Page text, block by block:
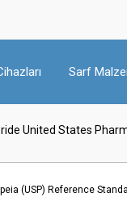
Sarf
United States